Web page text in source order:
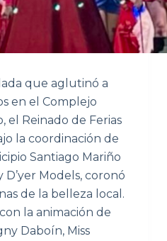
que aglutinó a
en el Complejo
el Reinado de Ferias
la coordinación de
Santiago Mariño
Models, coronó
de la belleza local.
la animación de
Daboín, Miss